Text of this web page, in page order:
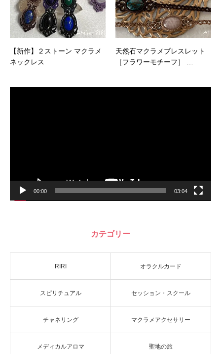
【新作】２ストーン マクラメ
ネックレス
天然石マクラメブレスレット
［フラワーモチーフ］ …
動
00:00 03:04
カテゴリー
RIRI オラクルカード
スピリチュアル セッション・スクール
チャネリング マクラメアクセサリー
メディカルアロマ 聖地の旅